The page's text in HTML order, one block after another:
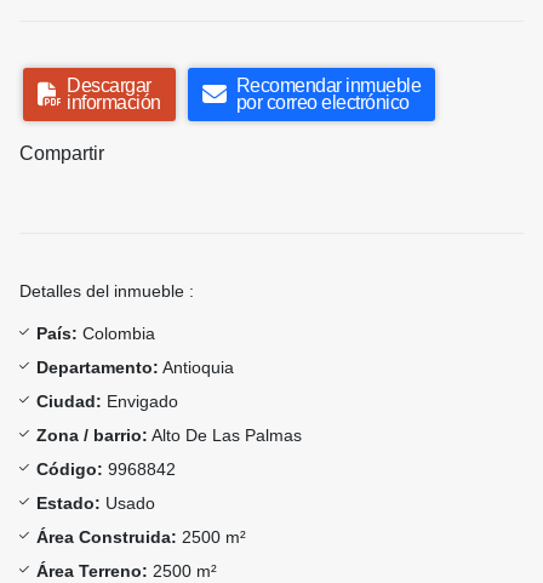
Descargar
información
Recomendar inmueble
por correo electrónico
Compartir
Detalles del inmueble :
País: Colombia
Departamento: Antioquia
Ciudad: Envigado
Zona / barrio: Alto De Las Palmas
Código: 9968842
Estado: Usado
Área Construida: 2500 m²
Área Terreno: 2500 m²